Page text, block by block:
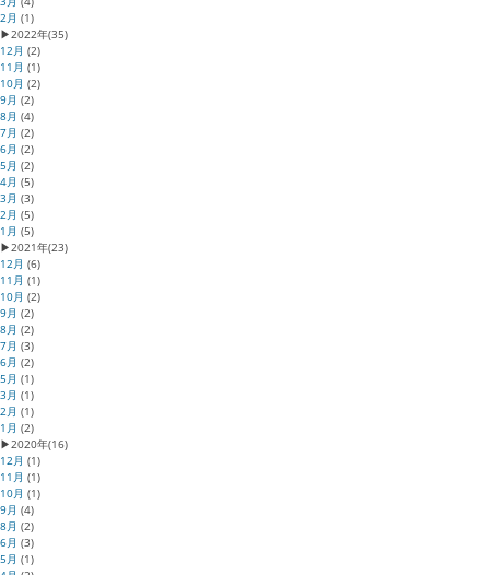
2月 (1)
▶2022年(35)
12月 (2)
11月 (1)
10月 (2)
9月 (2)
8月 (4)
7月 (2)
6月 (2)
5月 (2)
4月 (5)
3月 (3)
2月 (5)
1月 (5)
▶2021年(23)
12月 (6)
11月 (1)
10月 (2)
9月 (2)
8月 (2)
7月 (3)
6月 (2)
5月 (1)
3月 (1)
2月 (1)
1月 (2)
▶2020年(16)
12月 (1)
11月 (1)
10月 (1)
9月 (4)
8月 (2)
6月 (3)
5月 (1)